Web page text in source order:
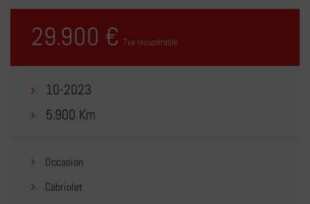
29.900 € Tva récupérable
10-2023
5.900 Km
Occasion
Cabriolet